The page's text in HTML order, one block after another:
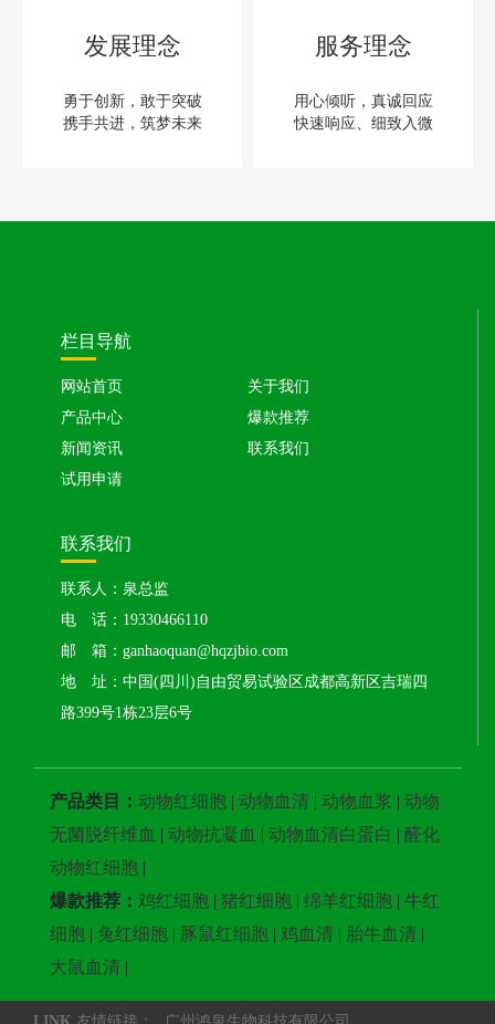
发展理念
勇于创新，敢于突破
携手共进，筑梦未来
服务理念
用心倾听，真诚回应
快速响应、细致入微
栏目导航
网站首页
关于我们
产品中心
爆款推荐
新闻资讯
联系我们
试用申请
联系我们
联系人：泉总监
电 话：19330466110
邮 箱：ganhaoquan@hqzjbio.com
地 址：中国(四川)自由贸易试验区成都高新区吉瑞四
路399号1栋23层6号
产品类目： 动物红细胞 | 动物血清 | 动物血浆 | 动物
无菌脱纤维血 | 动物抗凝血 | 动物血清白蛋白 | 醛化
动物红细胞 |
爆款推荐： 鸡红细胞 | 猪红细胞 | 绵羊红细胞 | 牛红
细胞 | 兔红细胞 | 豚鼠红细胞 | 鸡血清 | 胎牛血清 |
大鼠血清 |